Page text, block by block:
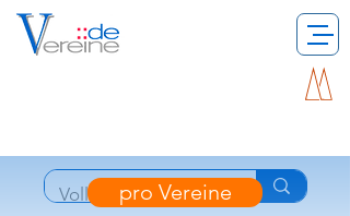
pro Vereine